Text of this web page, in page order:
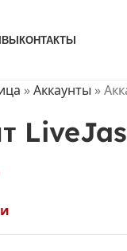
КОНТАКТЫ
»Аккаунты »